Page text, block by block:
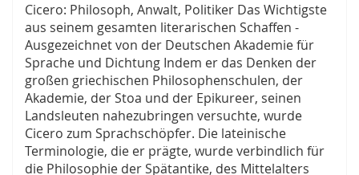
Cicero: Philosoph, Anwalt, Politiker Das Wichtigste
aus seinem gesamten literarischen Schaffen -
Ausgezeichnet von der Deutschen Akademie für
Sprache und Dichtung Indem er das Denken der
großen griechischen Philosophenschulen, der
Akademie, der Stoa und der Epikureer, seinen
Landsleuten nahezubringen versuchte, wurde
Cicero zum Sprachschöpfer. Die lateinische
Terminologie, die er prägte, wurde verbindlich für
die Philosophie der Spätantike, des Mittelalters